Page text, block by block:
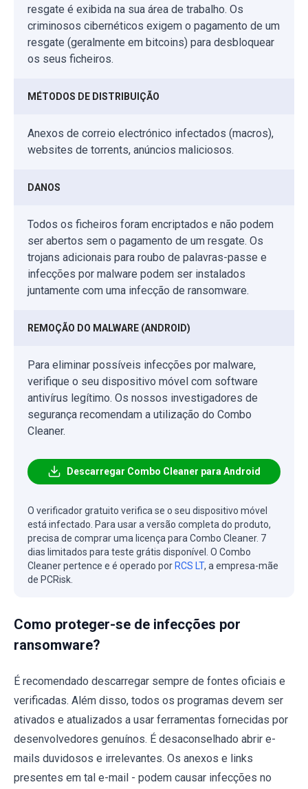
resgate é exibida na sua área de trabalho. Os
criminosos cibernéticos exigem o pagamento de um
resgate (geralmente em bitcoins) para desbloquear
os seus ficheiros.
MÉTODOS DE DISTRIBUIÇÃO
Anexos de correio electrónico infectados (macros),
websites de torrents, anúncios maliciosos.
DANOS
Todos os ficheiros foram encriptados e não podem
ser abertos sem o pagamento de um resgate. Os
trojans adicionais para roubo de palavras-passe e
infecções por malware podem ser instalados
juntamente com uma infecção de ransomware.
REMOÇÃO DO MALWARE (ANDROID)
Para eliminar possíveis infecções por malware,
verifique o seu dispositivo móvel com software
antivírus legítimo. Os nossos investigadores de
segurança recomendam a utilização do Combo
Cleaner.
Descarregar Combo Cleaner para Android
O verificador gratuito verifica se o seu dispositivo móvel
está infectado. Para usar a versão completa do produto,
precisa de comprar uma licença para Combo Cleaner. 7
dias limitados para teste grátis disponível. O Combo
Cleaner pertence e é operado por RCS LT, a empresa-mãe
de PCRisk.
Como proteger-se de infecções por
ransomware?
É recomendado descarregar sempre de fontes oficiais e
verificadas. Além disso, todos os programas devem ser
ativados e atualizados a usar ferramentas fornecidas por
desenvolvedores genuínos. É desaconselhado abrir e-
mails duvidosos e irrelevantes. Os anexos e links
presentes em tal e-mail - podem causar infecções no